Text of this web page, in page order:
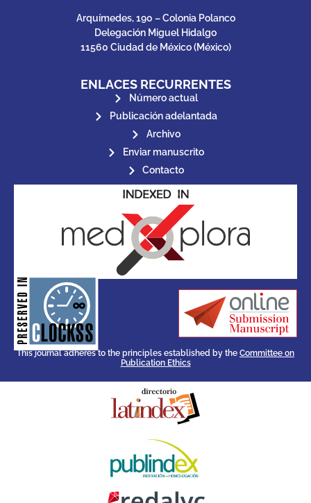
Arquímedes, 190 – Colonia Polanco
Delegación Miguel Hidalgo
11560 Ciudad de México (México)
ENLACES RECURRENTES
Número actual
Publicación adelantada
Archivo
Enviar manuscrito
Contacto
CLOCKSS is a dak archive that
ensures the long-term survival
of web-based scholary
publications, governed by and
for its stakeholders.
This journal adheres to the principles established by the Committee on
Publication Ethics